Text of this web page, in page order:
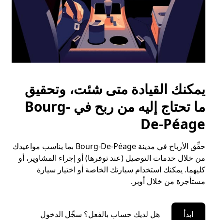
يمكنك القيادة متى شئت، وتحقيق
ما تحتاج إليه من ربح في Bourg-
De-Péage
حقِّق الأرباح في مدينة Bourg-De-Péage بما يناسب مواعيدك
من خلال خدمات التوصيل (عند توفرها) أو إجراء المشاوير، أو
كليهما. يمكنك استخدام سيارتك الخاصة أو اختيار سيارة
مستأجرة من خلال أوبر.
ابدأ هل لديك حساب بالفعل؟ سجِّل الدخول